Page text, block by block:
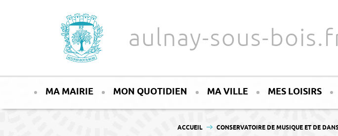
aulnay-sous-
MA MAIRIE MON QUOTIDIEN MA VILLE MES LOISIRS
VOUS ÊTES ICI :
ACCUEIL CONSERVATOIRE DE MUSIQUE ET DE